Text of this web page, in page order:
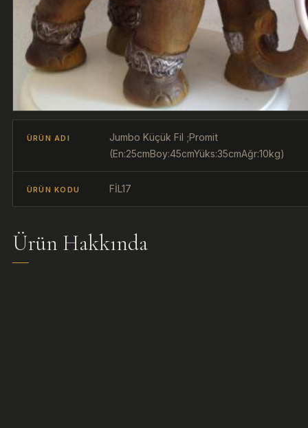
ÜRÜN ADI
Jumbo Küçük Fil ;Promit
(En:25cmBoy:45cmYüks:35cmAğr:10kg)
ÜRÜN KODU FİL17
Ürün Hakkında